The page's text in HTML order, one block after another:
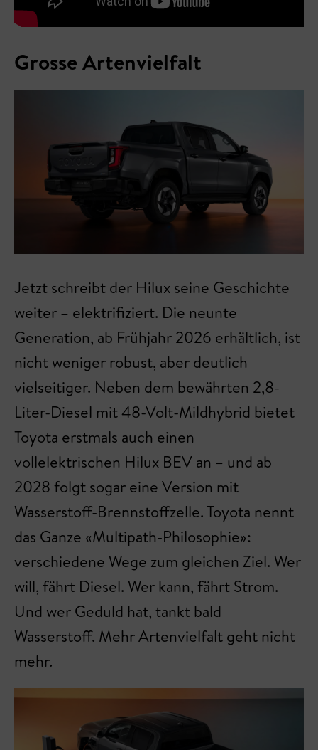
Grosse Artenvielfalt
Jetzt schreibt der Hilux seine Geschichte
weiter – elektrifiziert. Die neunte
Generation, ab Frühjahr 2026 erhältlich, ist
nicht weniger robust, aber deutlich
vielseitiger. Neben dem bewährten 2,8-
Liter-Diesel mit 48-Volt-Mildhybrid bietet
Toyota erstmals auch einen
vollelektrischen Hilux BEV an – und ab
2028 folgt sogar eine Version mit
Wasserstoff-Brennstoffzelle. Toyota nennt
das Ganze «Multipath-Philosophie»:
verschiedene Wege zum gleichen Ziel. Wer
will, fährt Diesel. Wer kann, fährt Strom.
Und wer Geduld hat, tankt bald
Wasserstoff. Mehr Artenvielfalt geht nicht
mehr.